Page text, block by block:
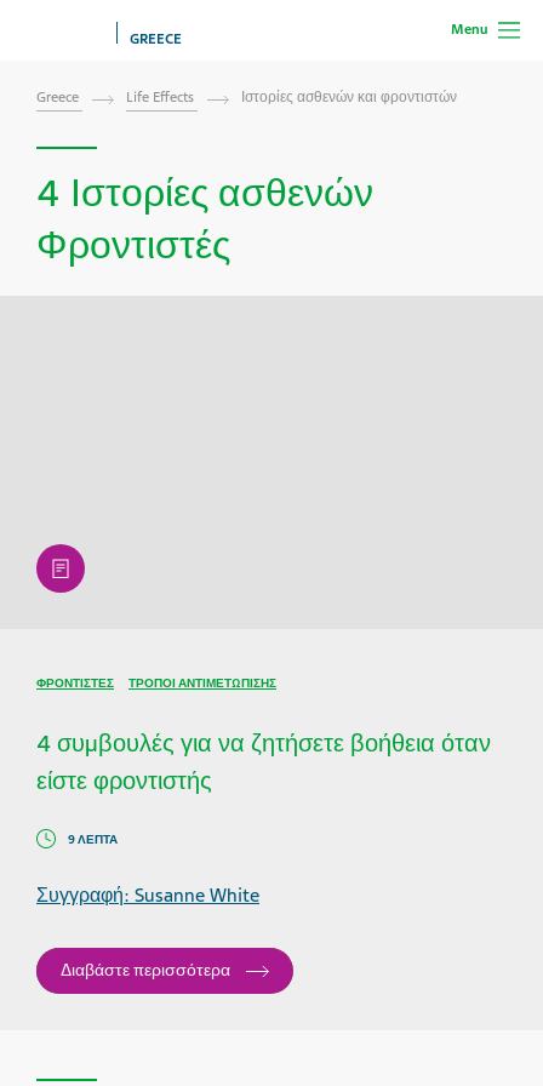
Menu
GREECE
Greece Life Effects Ιστορίες ασθενών και φροντιστών
4 Ιστορίες ασθενών
Φροντιστές
article
ΦΡΟΝΤΙΣΤΈΣ ΤΡΌΠΟΙ ΑΝΤΙΜΕΤΏΠΙΣΗΣ
4 συμβουλές για να ζητήσετε βοήθεια όταν
είστε φροντιστής
9 ΛΕΠΤΆ
Συγγραφή: Susanne White
Διαβάστε περισσότερα